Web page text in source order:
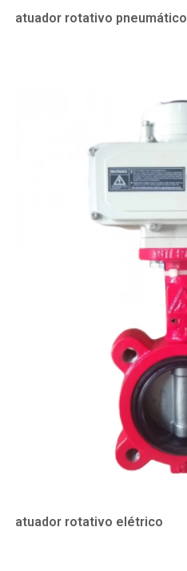
atuador rotativo pneumático
atuador rotativo elétrico